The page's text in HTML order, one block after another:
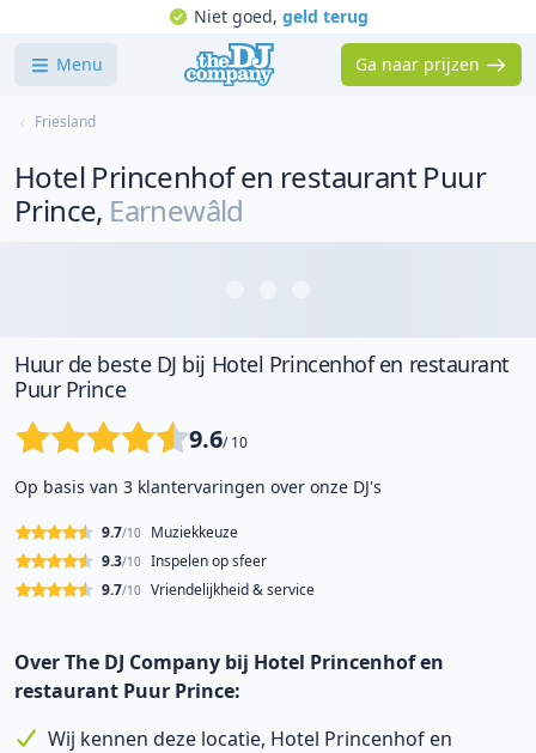
Niet goed, geld terug
Menu Ga naar prijzen
Friesland
Hotel Princenhof en restaurant Puur
Prince, Earnewâld
Huur de beste DJ bij Hotel Princenhof en restaurant
Puur Prince
9.6/ 10
Op basis van 3 klantervaringen over onze DJ's
Muziekkeuze
9.7/10
Inspelen op sfeer
9.3/10
Vriendelijkheid & service
9.7/10
Over The DJ Company bij Hotel Princenhof en
restaurant Puur Prince:
Wij kennen deze locatie, Hotel Princenhof en